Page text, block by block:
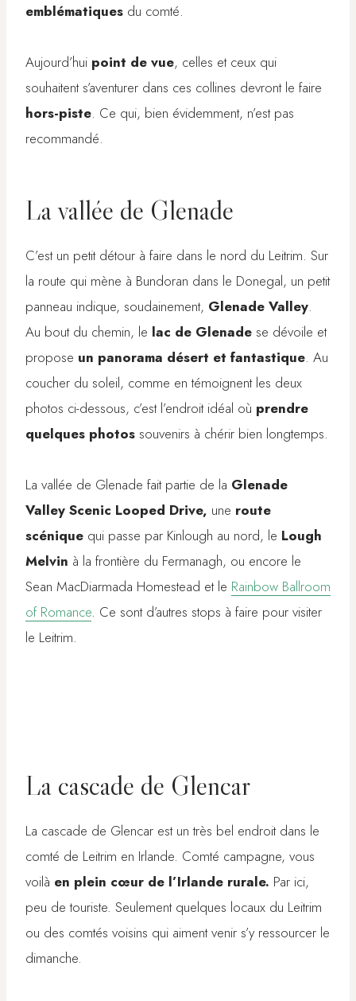
emblématiques du comté.
Aujourd’hui point de vue, celles et ceux qui
souhaitent s’aventurer dans ces collines devront le faire
hors-piste. Ce qui, bien évidemment, n’est pas
recommandé.
La vallée de Glenade
C’est un petit détour à faire dans le nord du Leitrim. Sur
la route qui mène à Bundoran dans le Donegal, un petit
panneau indique, soudainement, Glenade Valley.
Au bout du chemin, le lac de Glenade se dévoile et
propose un panorama désert et fantastique. Au
coucher du soleil, comme en témoignent les deux
photos ci-dessous, c’est l’endroit idéal où prendre
quelques photos souvenirs à chérir bien longtemps.
La vallée de Glenade fait partie de la Glenade
Valley Scenic Looped Drive, une route
scénique qui passe par Kinlough au nord, le Lough
Melvin à la frontière du Fermanagh, ou encore le
Sean MacDiarmada Homestead et le Rainbow Ballroom
of Romance. Ce sont d’autres stops à faire pour visiter
le Leitrim.
La cascade de Glencar
La cascade de Glencar est un très bel endroit dans le
comté de Leitrim en Irlande. Comté campagne, vous
voilà en plein cœur de l’Irlande rurale. Par ici,
peu de touriste. Seulement quelques locaux du Leitrim
ou des comtés voisins qui aiment venir s’y ressourcer le
dimanche.